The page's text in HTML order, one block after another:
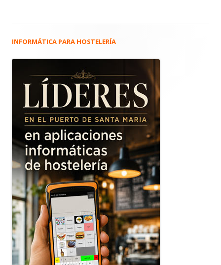
Barra
principal
INFORMÁTICA PARA HOSTELERÍA